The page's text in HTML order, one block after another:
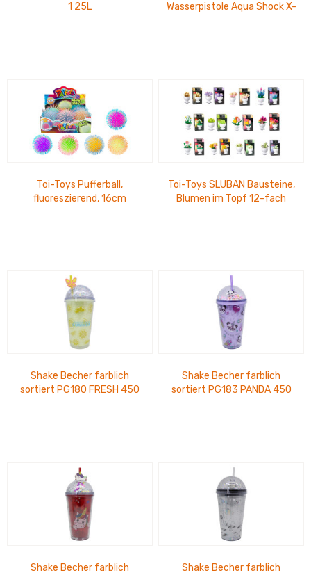
1 25L
Wasserpistole Aqua Shock X-
Toi-Toys Pufferball,
fluoreszierend, 16cm
Toi-Toys SLUBAN Bausteine,
Blumen im Topf 12-fach
Shake Becher farblich
sortiert PG180 FRESH 450
Shake Becher farblich
sortiert PG183 PANDA 450
Shake Becher farblich
Shake Becher farblich